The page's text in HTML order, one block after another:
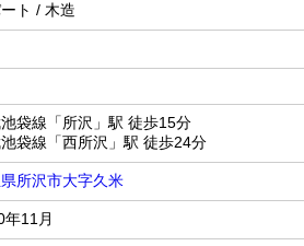
ト / 木造
袋線「所沢」駅 徒歩15分
袋線「西所沢」駅 徒歩24分
所沢市大字久米
年11月